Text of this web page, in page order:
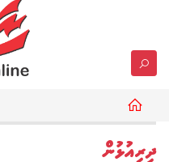
ދިރިއުޅުން